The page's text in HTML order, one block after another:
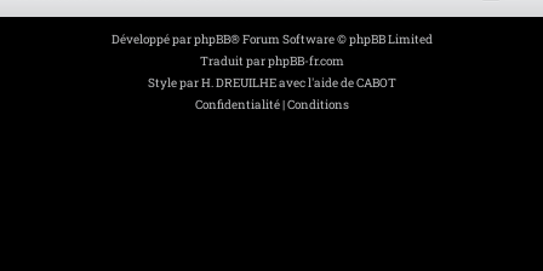
Développé parphpBB® Forum Software © phpBB Limited
Traduit parphpBB-fr.com
Style parH. DREUILHE avec l'aide de CABOT
Confidentialité|Conditions